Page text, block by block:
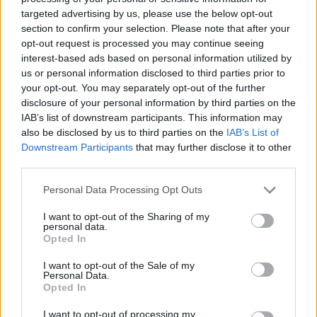
targeted advertising by us, please use the below opt-out
section to confirm your selection. Please note that after your
opt-out request is processed you may continue seeing
interest-based ads based on personal information utilized by
us or personal information disclosed to third parties prior to
your opt-out. You may separately opt-out of the further
disclosure of your personal information by third parties on the
IAB’s list of downstream participants. This information may
also be disclosed by us to third parties on the IAB’s List of
Downstream Participants that may further disclose it to other
Personal Data Processing Opt Outs
I want to opt-out of the Sharing of my
personal data.
Opted In
I want to opt-out of the Sale of my
Personal Data.
Opted In
I want to opt-out of processing my
ΣΤΗΝ ΙΔΙΑ ΚΑΤΗΓΟΡΙΑ
Γιατί δεν έσωσα το κουτάβι: Ο
ερευνητής που κατέγραφε τη
συμβίωση του μικρού σκυλιού
με αγέλη λύκων εξηγεί γιατί
δεν επενέβη
ΧΤΕΣ
«Κρατάμε την επιστημονική απόσταση,
ούτε γίνεται να στείλω κάποιον
αγέλη με λύκους, είναι επικίνδυνο» λέει
ζωολογίας του ΑΠΘ, Θεόδωρος Κομηνός
- Έχουν πεθάνει και έξι λυκόπουλα
Βινίσιους: Υπογράφει νέο
ΧΤΕΣ